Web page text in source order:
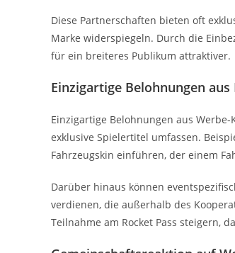
Diese Partnerschaften bieten oft
Marke widerspiegeln. Durch die
für ein breiteres Publikum attraktiver.
Einzigartige Belohnungen
Einzigartige Belohnungen aus
exklusive Spielertitel umfassen.
Fahrzeugskin einführen, der einem
Darüber hinaus können
verdienen, die außerhalb des
Teilnahme am Rocket Pass steigern,